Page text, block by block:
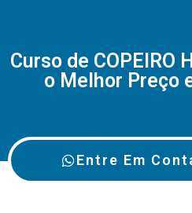
Curso de COPEIRO
o Melhor Preço
Entre Em